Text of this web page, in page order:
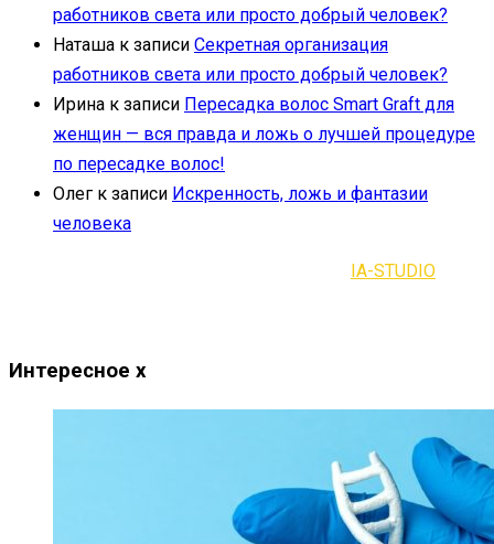
работников света или просто добрый человек?
Наташа к записи Секретная организация
работников света или просто добрый человек?
Ирина к записи Пересадка волос Smart Graft для
женщин — вся правда и ложь о лучшей процедуре
по пересадке волос!
Олег к записи Искренность, ложь и фантазии
человека
IA-STUDIO
Интересное x